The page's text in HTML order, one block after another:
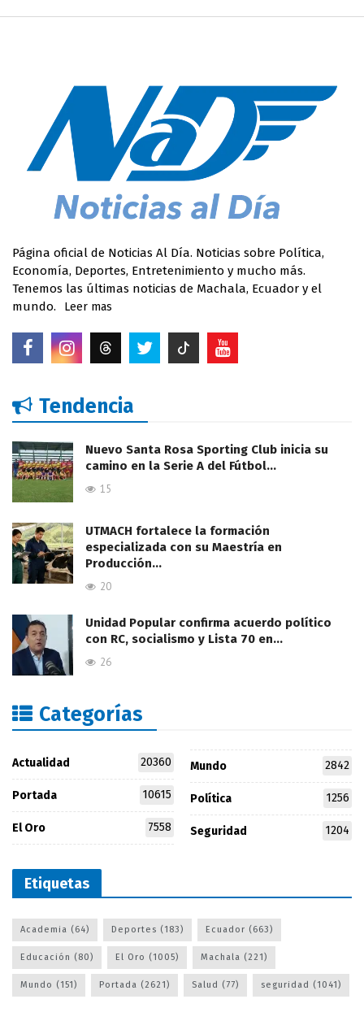
Página oficial de Noticias Al Día. Noticias sobre Política,
Economía, Deportes, Entretenimiento y mucho más.
Tenemos las últimas noticias de Machala, Ecuador y el
mundo.
Leer mas
Tendencia
Nuevo Santa Rosa Sporting Club inicia su
camino en la Serie A del Fútbol…
15
UTMACH fortalece la formación
especializada con su Maestría en
Producción…
20
Unidad Popular confirma acuerdo político
con RC, socialismo y Lista 70 en…
26
Categorías
Actualidad 20360
Portada 10615
El Oro 7558
Mundo 2842
Política 1256
Seguridad 1204
Etiquetas
Academia (64) Deportes (183) Ecuador (663)
Educación (80) El Oro (1005) Machala (221)
Mundo (151) Portada (2621) Salud (77) seguridad (1041)